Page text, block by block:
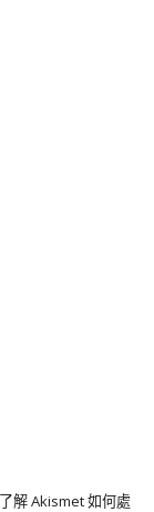
解 Akismet 如何處